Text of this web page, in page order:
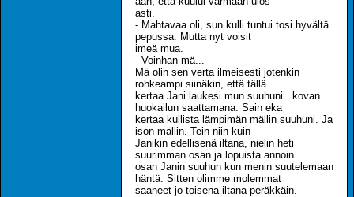
asti.
- Mahtavaa oli, sun kulli tuntui tosi hyvältä
pepussa. Mutta nyt voisit
imeä mua.
- Voinhan mä...
Mä olin sen verta ilmeisesti jotenkin
rohkeampi siinäkin, että tällä
kertaa Jani laukesi mun suuhuni...kovan
huokailun saattamana. Sain eka
kertaa kullista lämpimän mällin suuhuni. Ja
ison mällin. Tein niin kuin
Janikin edellisenä iltana, nielin heti
suurimman osan ja lopuista annoin
osan Janin suuhun kun menin suutelemaan
häntä. Sitten olimme molemmat
saaneet jo toisena iltana peräkkäin.